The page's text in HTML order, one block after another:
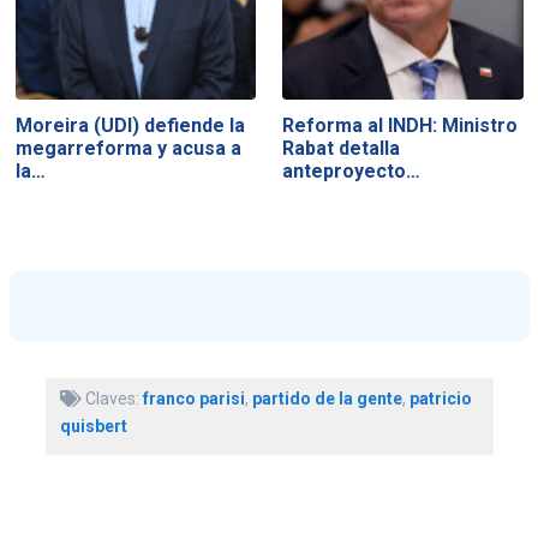
Moreira (UDI) defiende la
megarreforma y acusa a
la…
Reforma al INDH: Ministro
Rabat detalla
anteproyecto…
Claves:franco parisi, partido de la gente, patricio
quisbert